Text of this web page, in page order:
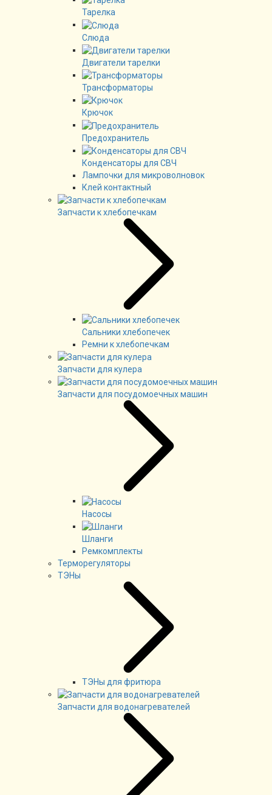
Тарелка
Слюда
Двигатели тарелки
Трансформаторы
Крючок
Предохранитель
Конденсаторы для СВЧ
Лампочки для микроволновок
Клей контактный
Запчасти к хлебопечкам
Сальники хлебопечек
Ремни к хлебопечкам
Запчасти для кулера
Запчасти для посудомоечных машин
Насосы
Шланги
Ремкомплекты
Терморегуляторы
ТЭНы
ТЭНы для фритюра
Запчасти для водонагревателей